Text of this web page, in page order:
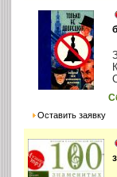
Оставить заявку